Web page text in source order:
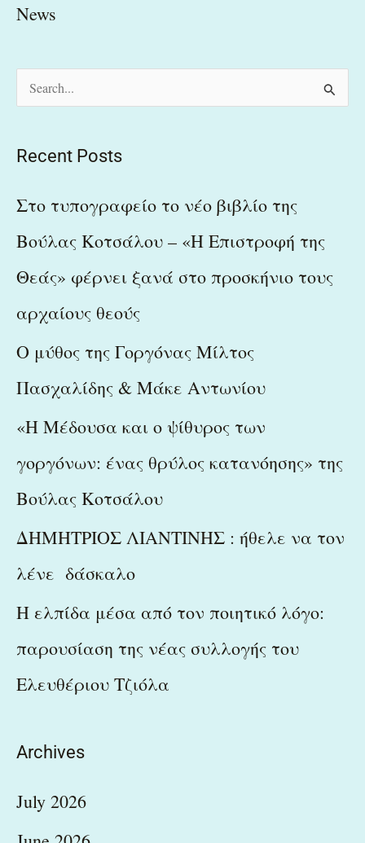
News
c
f
o
Recent Posts
Στο τυπογραφείο το νέο βιβλίο της
Βούλας Κοτσάλου – «Η Επιστροφή της
Θεάς» φέρνει ξανά στο προσκήνιο τους
αρχαίους θεούς
Ο μύθος της Γοργόνας Μίλτος
Πασχαλίδης & Μάκε Αντωνίου
«Η Μέδουσα και ο ψίθυρος των
γοργόνων: ένας θρύλος κατανόησης» της
Βούλας Κοτσάλου
ΔΗΜΗΤΡΙΟΣ ΛΙΑΝΤΙΝΗΣ : ήθελε να τον
λένε δάσκαλο
Η ελπίδα μέσα από τον ποιητικό λόγο:
παρουσίαση της νέας συλλογής του
Ελευθέριου Τζιόλα
Archives
July 2026